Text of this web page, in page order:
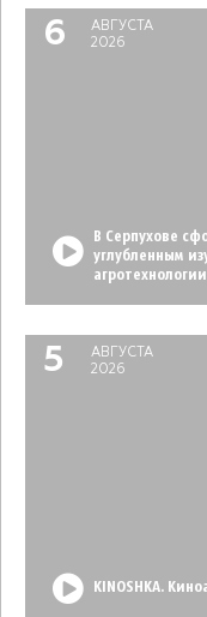
6
АВГУСТА
2026
В Серпухове
углубленным
агротехнологии
5
АВГУСТА
2026
KINOSHKA.